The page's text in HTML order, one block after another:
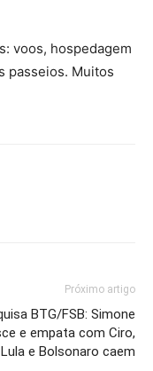
voos, hospedagem
passeios. Muitos
Próximo artigo
BTG/FSB: Simone
e empata com Ciro,
Lula e Bolsonaro caem